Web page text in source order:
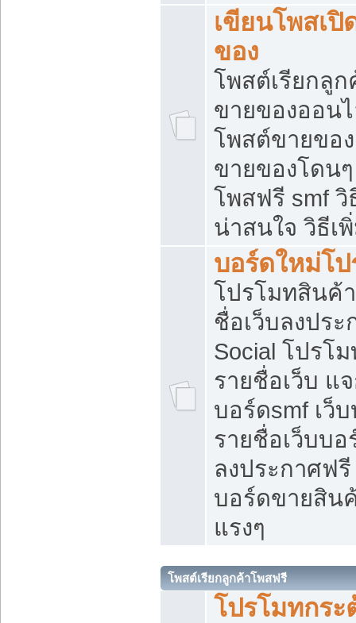
เขียนโพสเปิ
ของ
โพสต์เรียกลู
ขายของออน
โพสต์ขายขอ
ขายของโดน
โพสฟรี smf
น่าสนใจ วิธีเ
บอร์ดใหม่โ
โปรโมทสินค้
ชื่อเว็บลงปร
Social โปรโ
รายชื่อเว็บ แ
บอร์ดsmf เว็
รายชื่อเว็บบ
ลงประกาศฟรี
บอร์ดขายสิน
แรงๆ
โพสต์เรียกลูกค้าโพสฟรี
โปรโมทกร